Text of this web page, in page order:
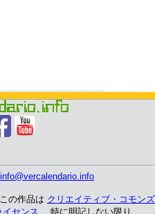
info@vercalendario.info
の作品は クリエイティブ・コモンズ
センス 、 特に明記しない限り.